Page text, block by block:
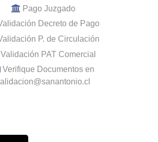
Pago Juzgado
Decreto de Pago
P. de Circulación
Validación PAT Comercial
Verifique Documentos en